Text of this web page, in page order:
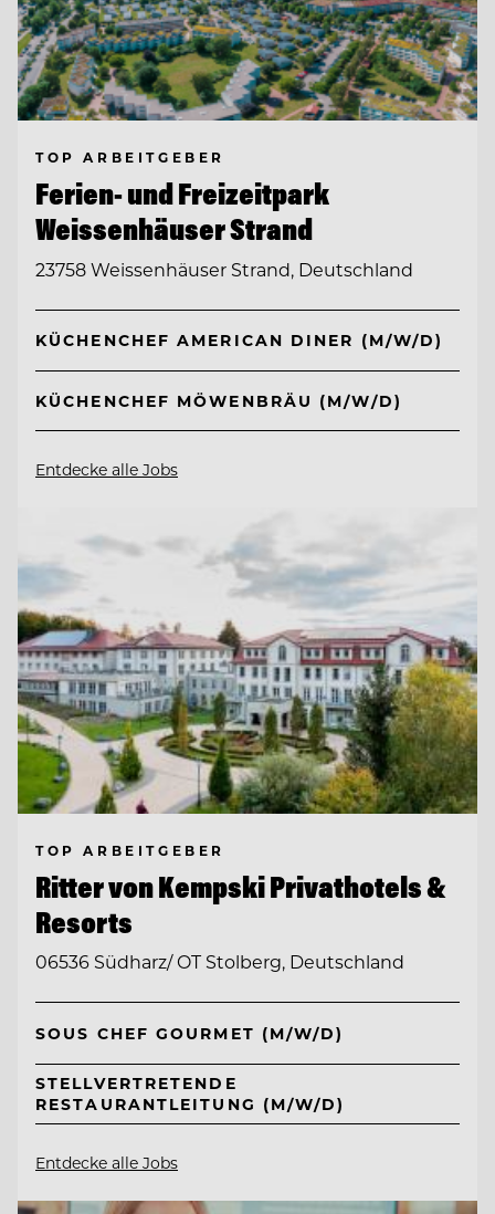
TOP ARBEITGEBER
Ferien- und Freizeitpark
Weissenhäuser Strand
23758 Weissenhäuser Strand, Deutschland
KÜCHENCHEF AMERICAN DINER (M/W/D)
KÜCHENCHEF MÖWENBRÄU (M/W/D)
Entdecke alle Jobs
TOP ARBEITGEBER
Ritter von Kempski Privathotels &
Resorts
06536 Südharz/ OT Stolberg, Deutschland
SOUS CHEF GOURMET (M/W/D)
STELLVERTRETENDE
RESTAURANTLEITUNG (M/W/D)
Entdecke alle Jobs